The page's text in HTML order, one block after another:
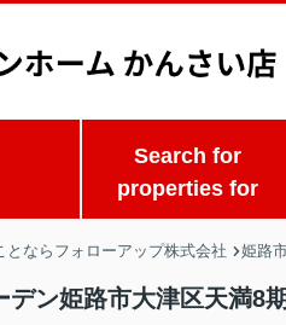
Search for
properties for
とならフォローアップ株式会社 姫路
デン姫路市大津区天満8期